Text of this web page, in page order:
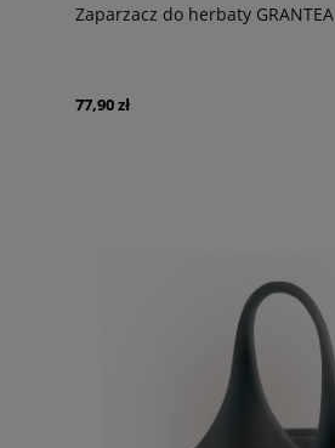
Zaparzacz do herbaty GRANTEA
77,90 zł